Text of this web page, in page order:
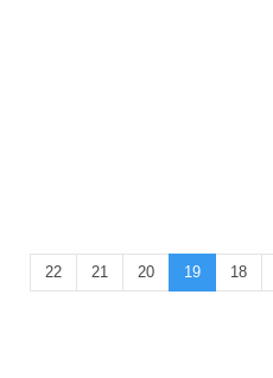
18
19
20
21
22